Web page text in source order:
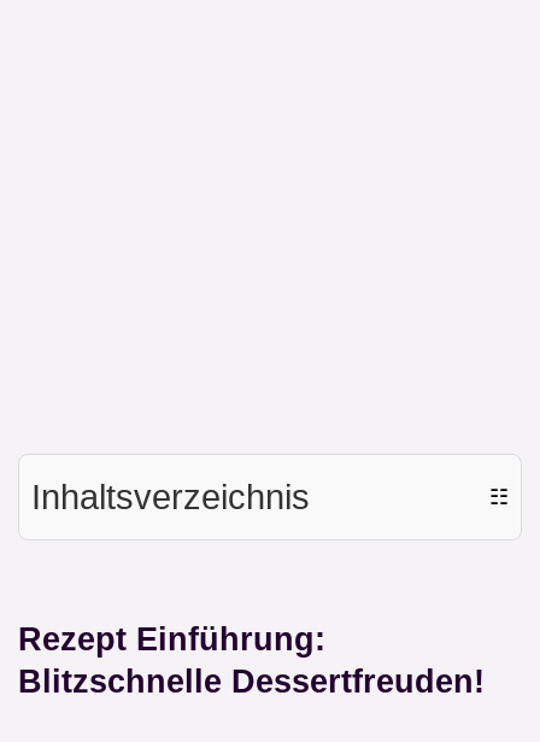
Inhaltsverzeichnis ☷
Rezept Einführung:
Blitzschnelle Dessertfreuden!